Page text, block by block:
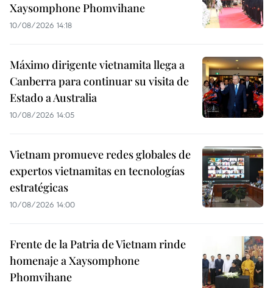
Xaysomphone Phomvihane
10/08/2026 14:18
Máximo dirigente vietnamita llega a
Canberra para continuar su visita de
Estado a Australia
10/08/2026 14:05
Vietnam promueve redes globales de
expertos vietnamitas en tecnologías
estratégicas
10/08/2026 14:00
Frente de la Patria de Vietnam rinde
homenaje a Xaysomphone
Phomvihane